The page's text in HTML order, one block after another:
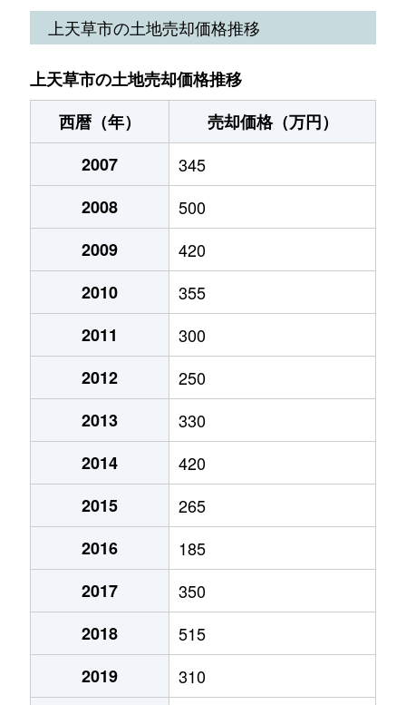
松島町合津 2,100万円 -
松島町合津
2,200万円
龍ヶ岳町高戸
50万円 -
-
上天草市の土地売却価格推移
上天草市の土地売却価格推移
西暦（年）
売却価格（万円）
2007
345
2008
500
2009
420
2010
355
2011
300
2012
250
2013
330
2014
420
2015
265
2016
185
2017
350
2018
515
2019
310